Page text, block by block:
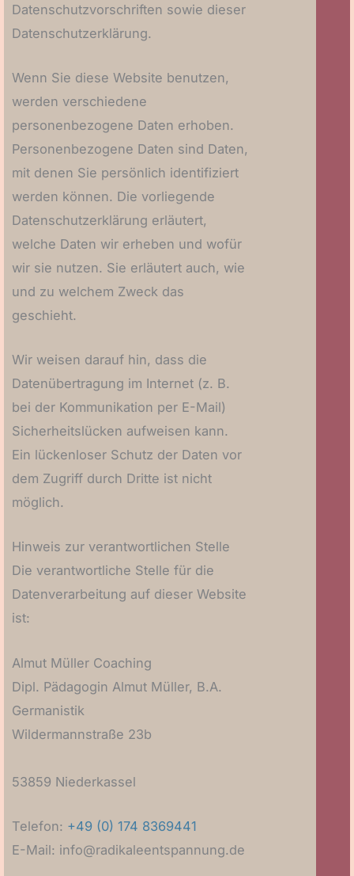
Datenschutzvorschriften sowie dieser
Datenschutzerklärung.
Wenn Sie diese Website benutzen,
werden verschiedene
personenbezogene Daten erhoben.
Personenbezogene Daten sind Daten,
mit denen Sie persönlich identifiziert
werden können. Die vorliegende
Datenschutzerklärung erläutert,
welche Daten wir erheben und wofür
wir sie nutzen. Sie erläutert auch, wie
und zu welchem Zweck das
geschieht.
Wir weisen darauf hin, dass die
Datenübertragung im Internet (z. B.
bei der Kommunikation per E-Mail)
Sicherheitslücken aufweisen kann.
Ein lückenloser Schutz der Daten vor
dem Zugriff durch Dritte ist nicht
möglich.
Hinweis zur verantwortlichen Stelle
Die verantwortliche Stelle für die
Datenverarbeitung auf dieser Website
ist:
Almut Müller Coaching
Dipl. Pädagogin Almut Müller, B.A.
Germanistik
Wildermannstraße 23b
53859 Niederkassel
Telefon: +49 (0) 174 8369441
E-Mail: info@radikaleentspannung.de